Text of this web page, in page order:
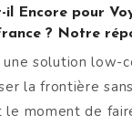
il Encore pour
? Notre
une solution low-
la frontière
le moment de